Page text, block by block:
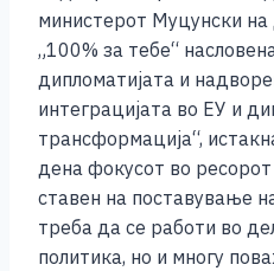
e
b
o
o
k
e
n
g
er
er
министерот Муцунски
„100% за тебе“
дипломатијата и
интеграцијата во ЕУ и
трансформација“,
дена фокусот во ресорот
ставен на поставување
треба да се работи во
политика, но и многу